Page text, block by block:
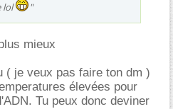
lol
"
mieux
( je veux pas faire ton dm )
élevées pour
Tu peux donc deviner